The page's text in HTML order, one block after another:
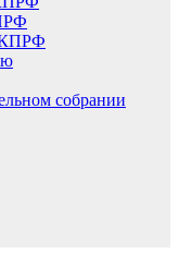
КПРФ
собрании